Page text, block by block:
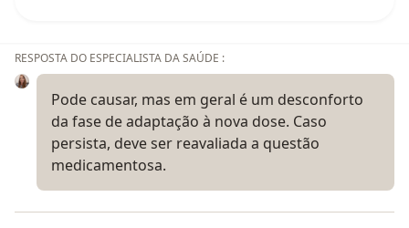
RESPOSTA DO ESPECIALISTA DA SAÚDE :
Pode causar, mas em geral é um desconforto
da fase de adaptação à nova dose. Caso
persista, deve ser reavaliada a questão
medicamentosa.